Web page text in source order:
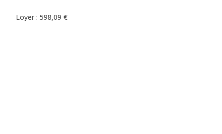
Loyer : 598,09 €